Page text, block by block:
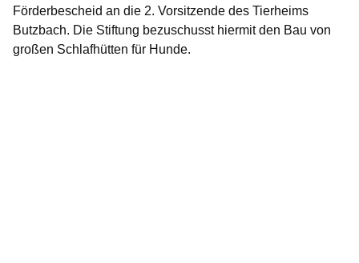
Förderbescheid an die 2. Vorsitzende des Tierheims
Butzbach. Die Stiftung bezuschusst hiermit den Bau von
großen Schlafhütten für Hunde.